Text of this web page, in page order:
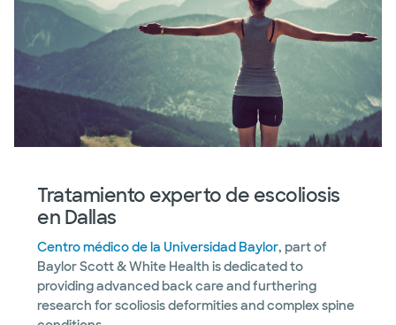
Tratamiento experto de escoliosis
en Dallas
Centro médico de la Universidad Baylor, part of
Baylor Scott & White Health is dedicated to
providing advanced back care and furthering
research for scoliosis deformities and complex spine